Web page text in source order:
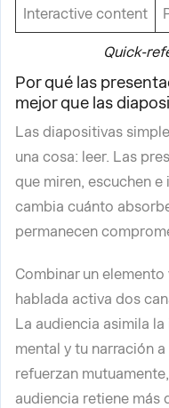
Quick-
Interactive content
Por qué las
mejor que las
Las diapositivas
una cosa: leer. Las
que miren, escuchen
cambia cuánto
permanecen
Combinar un
hablada activa dos
La audiencia asimila
mental y tu narración
refuerzan
audiencia retiene más